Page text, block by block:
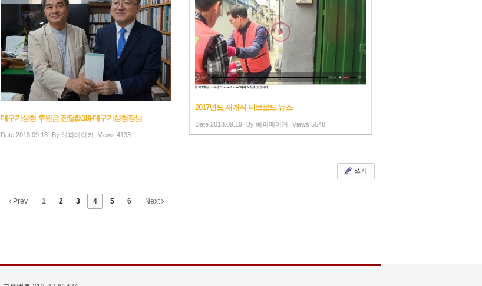
2017년도 재개식 티브로드 뉴스
Date 2018.09.19 By 해피메이커 Views 5548
대구기상청 후원금 전달(9.18)-대구기상청장님
Date 2018.09.18 By 해피메이커 Views 4133
쓰기
Prev 1 2 3 4 5 6 Next